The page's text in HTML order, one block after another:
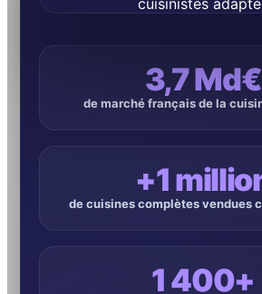
3,7 Md€
de marché français de la
+1
de cuisines complètes vendues
1 400+